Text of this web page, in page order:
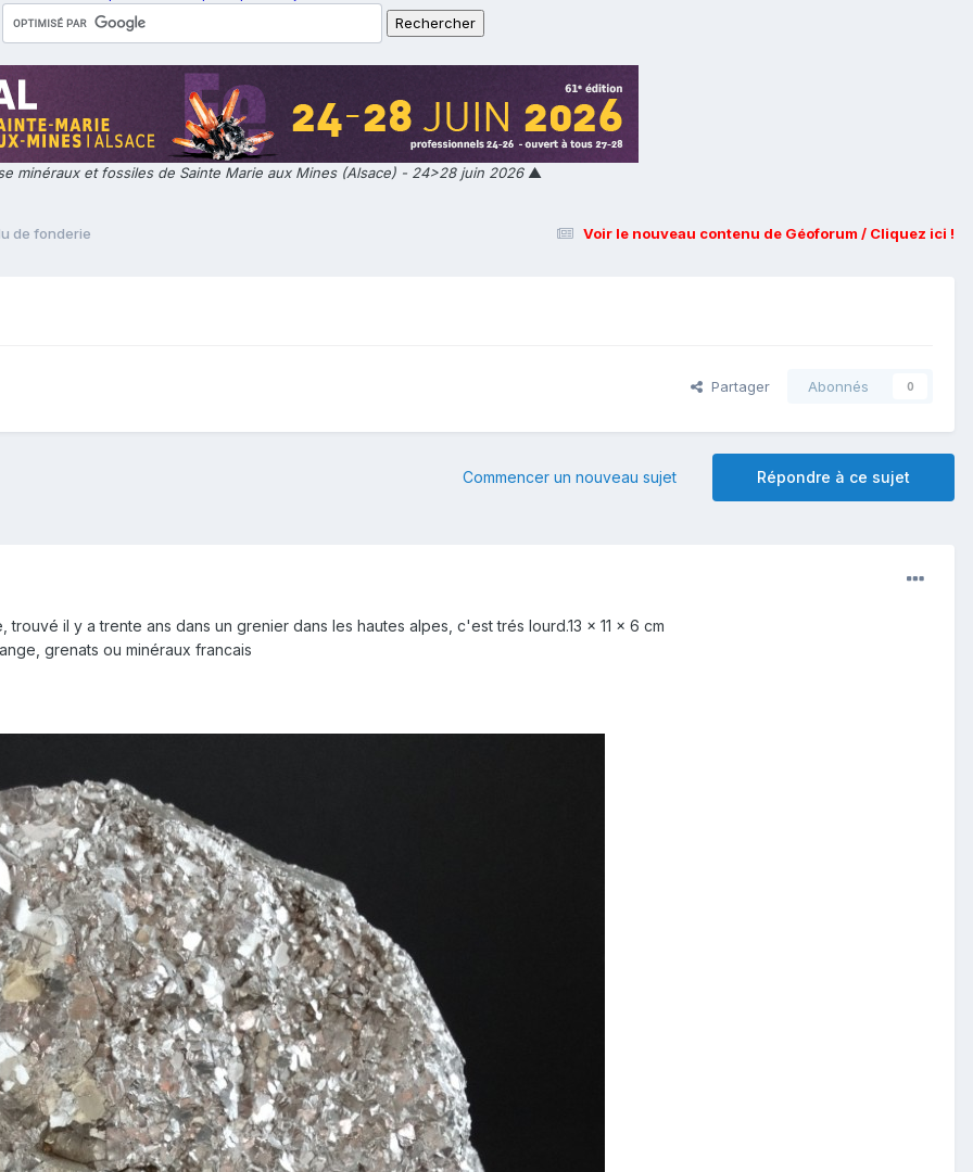
minéraux et fossiles de Sainte Marie aux Mines (Alsace) - 24>28 juin 2026▲
Voir le nouveau contenu de Géoforum / Cliquez ici !
de fonderie
Partager Abonnés 0
Répondre à ce sujet
Commencer un nouveau sujet
il y a trente ans dans un grenier dans les hautes alpes, c'est trés lourd.13 x 11 x 6 cm
grenats ou minéraux francais